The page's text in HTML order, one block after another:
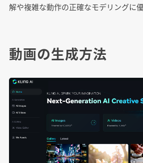
解や複雑な動作の正確なモデリングに
動画の生成方法